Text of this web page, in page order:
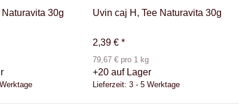
30g Uvin caj H, Tee Naturavita 30g
2,39 € *
79,67 € pro 1 kg
+20 auf Lager
Lieferzeit: 3 - 5 Werktage